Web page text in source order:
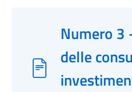
Numero 3
delle